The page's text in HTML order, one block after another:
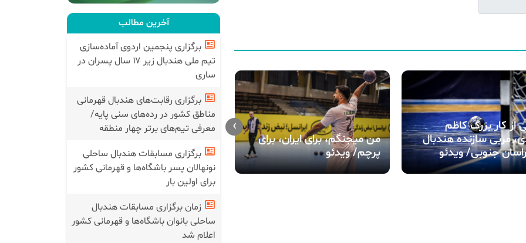
از کار بزرگ کاظم
مربی سازنده هندبال
جنوبی/ ویدئو
‎من میجنگم، برای ایران، برای
پرچم/ ویدئو
ما عاشق هندبالیم!/ ویدئو
›
آخرین مطالب
برگزاری پنجمین اردوی آماده‌سازی
تیم ملی هندبال زیر ۱۷ سال پسران در
ساری
برگزاری رقابت‌های هندبال قهرمانی
مناطق کشور در رده‌های سنی پایه/
معرفی تیم‌های برتر چهار منطقه
برگزاری مسابقات هندبال ساحلی
نونهالان پسر باشگاه‌ها و قهرمانی کشور
برای اولین بار
زمان برگزاری مسابقات هندبال
ساحلی بانوان باشگاه‌ها و قهرمانی کشور
اعلام شد